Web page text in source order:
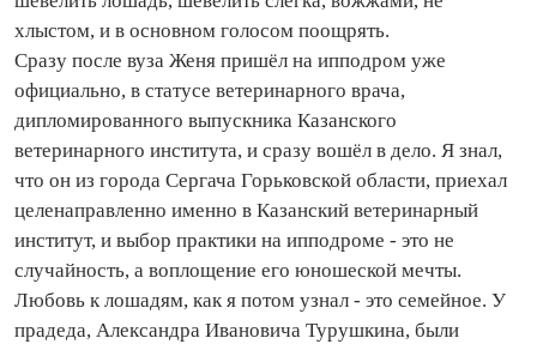
хлыстом, и в основном голосом поощрять.
Сразу после вуза Женя пришёл на ипподром уже
официально, в статусе ветеринарного врача,
дипломированного выпускника Казанского
ветеринарного института, и сразу вошёл в дело. Я знал,
что он из города Сергача Горьковской области, приехал
целенаправленно именно в Казанский ветеринарный
институт, и выбор практики на ипподроме - это не
случайность, а воплощение его юношеской мечты.
Любовь к лошадям, как я потом узнал - это семейное. У
прадеда, Александра Ивановича Турушкина, были